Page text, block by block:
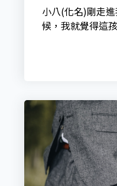
小八(化名)剛走
候，我就覺得這